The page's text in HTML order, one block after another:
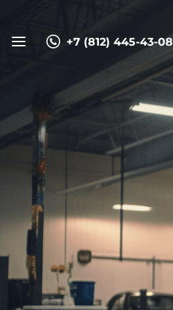
+7 (812) 445-43-08